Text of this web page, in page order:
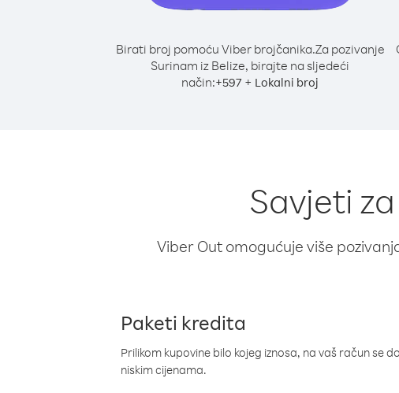
Birati broj pomoću Viber brojčanika.Za pozivanje
Surinam iz Belize, birajte na sljedeći
način:+597 + Lokalni broj
Savjeti
Viber Out omogućuje više
Paketi kredita
Prilikom kupovine bilo kojeg iznosa, na vaš račun se
niskim cijenama.